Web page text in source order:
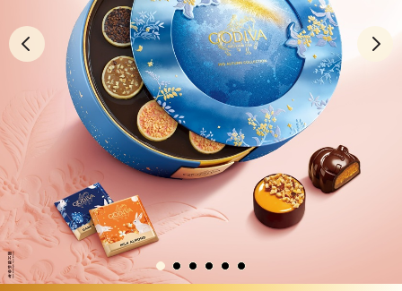
婚禮系列
新品 / 季節性商品
歡聚系列
百年限定系列
冰享系列
玩具總動員
中秋系列
蛋糕